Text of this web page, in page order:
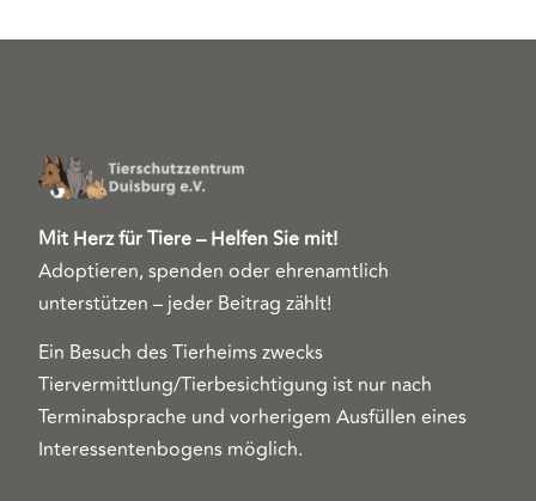
Mit Herz für Tiere – Helfen Sie mit!
Adoptieren, spenden oder ehrenamtlich
unterstützen – jeder Beitrag zählt!
Ein Besuch des Tierheims zwecks
Tiervermittlung/Tierbesichtigung ist nur nach
Terminabsprache und vorherigem Ausfüllen eines
Interessentenbogens möglich.